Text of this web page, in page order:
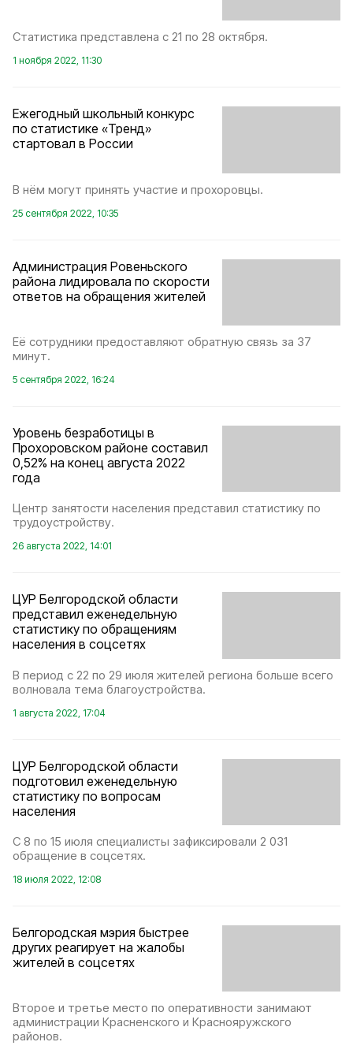
Статистика представлена с 21 по 28 октября.
1 ноября 2022, 11:30
Ежегодный школьный конкурс
по статистике «Тренд»
стартовал в России
В нём могут принять участие и прохоровцы.
25 сентября 2022, 10:35
Администрация Ровеньского
района лидировала по скорости
ответов на обращения жителей
Её сотрудники предоставляют обратную связь за 37
минут.
5 сентября 2022, 16:24
Уровень безработицы в
Прохоровском районе составил
0,52% на конец августа 2022
года
Центр занятости населения представил статистику по
трудоустройству.
26 августа 2022, 14:01
ЦУР Белгородской области
представил еженедельную
статистику по обращениям
населения в соцсетях
В период с 22 по 29 июля жителей региона больше всего
волновала тема благоустройства.
1 августа 2022, 17:04
ЦУР Белгородской области
подготовил еженедельную
статистику по вопросам
населения
С 8 по 15 июля специалисты зафиксировали 2 031
обращение в соцсетях.
18 июля 2022, 12:08
Белгородская мэрия быстрее
других реагирует на жалобы
жителей в соцсетях
Второе и третье место по оперативности занимают
администрации Красненского и Краснояружского
районов.